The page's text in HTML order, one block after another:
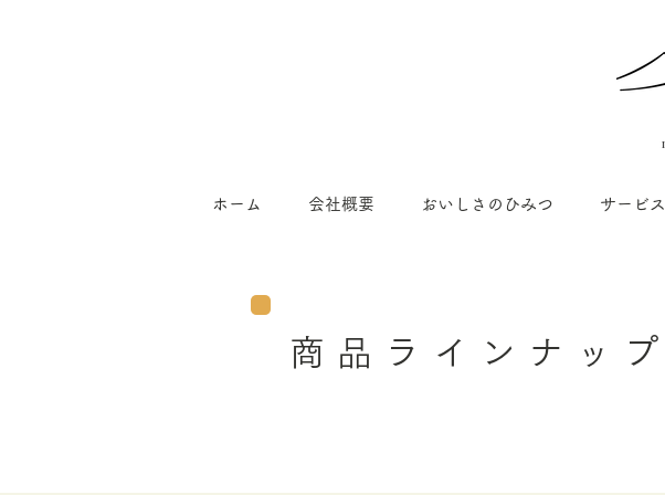
ホーム 会社概要 おいしさのひみつ サービス
商品ラインナップ